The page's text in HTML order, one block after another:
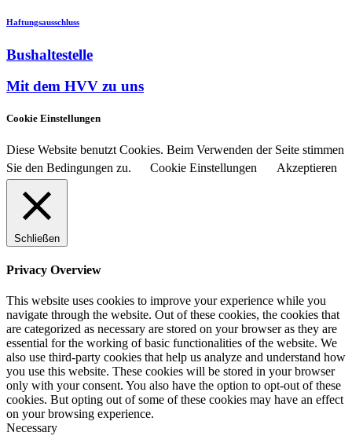
Haftungsausschluss
Bushaltestelle
Mit dem HVV zu uns
Cookie Einstellungen
Diese Website benutzt Cookies. Beim Verwenden der Seite stimmen
Sie den Bedingungen zu.
Cookie Einstellungen Akzeptieren
Schließen
Privacy Overview
This website uses cookies to improve your experience while you
navigate through the website. Out of these cookies, the cookies that
are categorized as necessary are stored on your browser as they are
essential for the working of basic functionalities of the website. We
also use third-party cookies that help us analyze and understand how
you use this website. These cookies will be stored in your browser
only with your consent. You also have the option to opt-out of these
cookies. But opting out of some of these cookies may have an effect
on your browsing experience.
Necessary